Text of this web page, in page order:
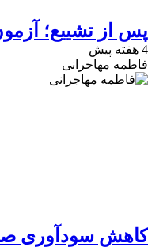
پس از تشییع؛
4 هفته پیش
فاطمه مهاجرانی
کاهش سودآوری